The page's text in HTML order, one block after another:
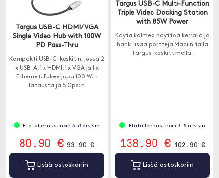
Targus USB-C HDMI/VGA
Single Video Hub with 100W
PD Pass-Thru
Kompakti USB-C-keskitin, jossa 2
x USB-A, 1 x HDMI, 1 x VGA ja 1 x
Ethernet. Tukee jopa 100 W: n
latausta ja 5 Gps: n
Etätallennus, noin 3-8 arkisin
80.90 € 93.90 €
Lisää ostoskoriin
Targus USB-C Multi-Function
Triple Video Docking Station
with 85W Power
Käytä kolmea näyttöä kerralla ja
hanki lisää portteja Maciin tällä
Targus-keskittimellä.
Etätallennus, noin 3-8 arkisin
138.90 € 402.90 €
Lisää ostoskoriin